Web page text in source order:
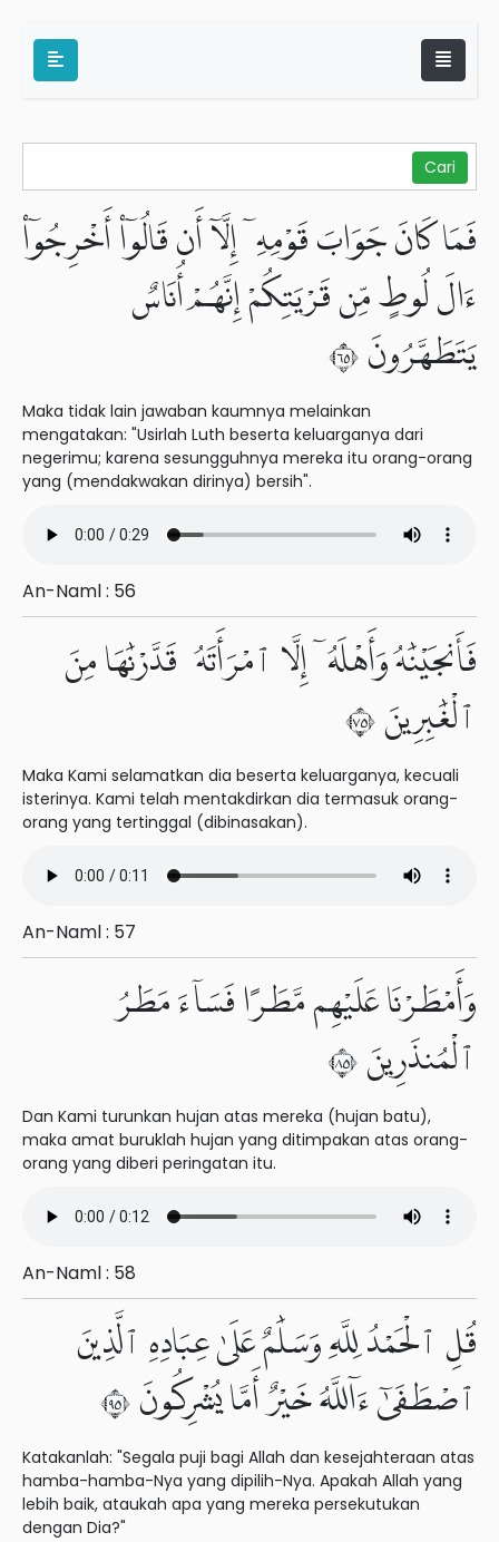
فَمَا كَانَ جَوَابَ قَوْمِهِۦٓ إِلَّآ أَن قَالُوٓا۟ أَخْرِجُوٓا۟
ءَالَ لُوطٍ مِّن قَرْيَتِكُمْ إِنَّهُمْ أُنَاسٌ
يَتَطَهَّرُونَ ٥٦
Maka tidak lain jawaban kaumnya melainkan
mengatakan: "Usirlah Luth beserta keluarganya dari
negerimu; karena sesungguhnya mereka itu orang-orang
yang (mendakwakan dirinya) bersih".
An-Naml : 56
فَأَنجَيْنَٰهُ وَأَهْلَهُۥٓ إِلَّا ٱمْرَأَتَهُۥ قَدَّرْنَٰهَا مِنَ
ٱلْغَٰبِرِينَ ٥٧
Maka Kami selamatkan dia beserta keluarganya, kecuali
isterinya. Kami telah mentakdirkan dia termasuk orang-
orang yang tertinggal (dibinasakan).
An-Naml : 57
وَأَمْطَرْنَا عَلَيْهِم مَّطَرًا فَسَآءَ مَطَرُ
ٱلْمُنذَرِينَ ٥٨
Dan Kami turunkan hujan atas mereka (hujan batu),
maka amat buruklah hujan yang ditimpakan atas orang-
orang yang diberi peringatan itu.
An-Naml : 58
قُلِ ٱلْحَمْدُ لِلَّهِ وَسَلَٰمٌ عَلَىٰ عِبَادِهِ ٱلَّذِينَ
ٱصْطَفَىٰٓ ءَآللَّهُ خَيْرٌ أَمَّا يُشْرِكُونَ ٥٩
Katakanlah: "Segala puji bagi Allah dan kesejahteraan atas
hamba-hamba-Nya yang dipilih-Nya. Apakah Allah yang
lebih baik, ataukah apa yang mereka persekutukan
dengan Dia?"